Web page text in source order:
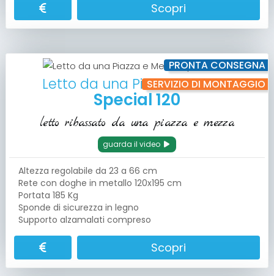
Scopri
PRONTA CONSEGNA
SERVIZIO DI MONTAGGIO
Letto da una Piazza e Mezza
Special 120
letto ribassato da una piazza e mezza
guarda il video
Altezza regolabile da 23 a 66 cm
Rete con doghe in metallo 120x195 cm
Portata 185 Kg
Sponde di sicurezza in legno
Supporto alzamalati compreso
Scopri